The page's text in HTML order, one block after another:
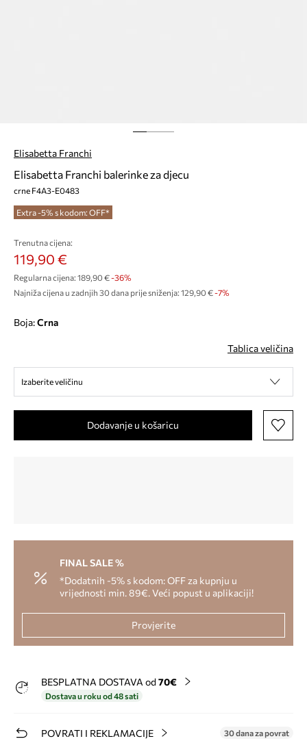
Elisabetta Franchi
Elisabetta Franchi balerinke za djecu
crne F4A3-E0483
Extra -5% s kodom: OFF*
Trenutna cijena:
119,90 €
Regularna cijena: 189,90 €-36%
Najniža cijena u zadnjih 30 dana prije sniženja: 129,90 € -7%
Boja: crna
Tablica veličina
Izaberite veličinu
Dodavanje u košaricu
FINAL SALE %
*Dodatnih -5% s kodom: OFF za kupnju u
vrijednosti min. 89€. Veći popust u aplikaciji!
Provjerite
BESPLATNA DOSTAVA od 70€
Dostava u roku od 48 sati
POVRATI I REKLAMACIJE 30 dana za povrat